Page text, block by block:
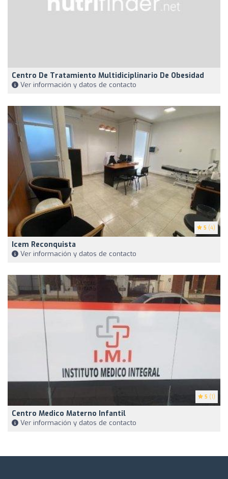
Centro De Tratamiento Multidiciplinario De Obesidad
Ver información y datos de contacto
5 (4)
Icem Reconquista
Ver información y datos de contacto
5 (1)
Centro Medico Materno Infantil
Ver información y datos de contacto